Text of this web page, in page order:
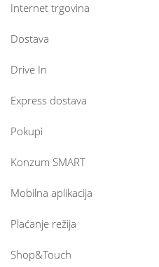
Internet trgovina
Dostava
Drive In
Express dostava
Pokupi
Konzum SMART
Mobilna aplikacija
Plaćanje režija
Shop&Touch